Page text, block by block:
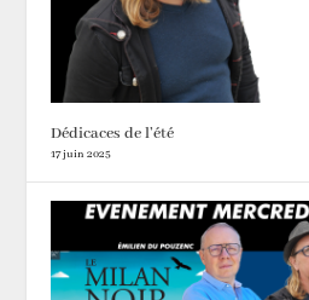
Dédicaces de l’été
17 juin 2025